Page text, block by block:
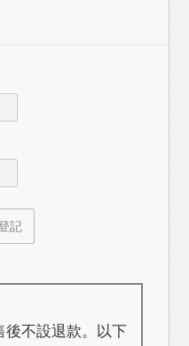
記
不設退款。以下